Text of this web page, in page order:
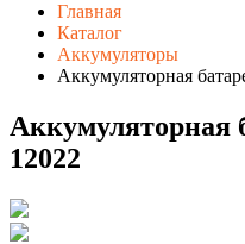
Главная
Каталог
Аккумуляторы
Аккумуляторная
Аккумуляторная
12022